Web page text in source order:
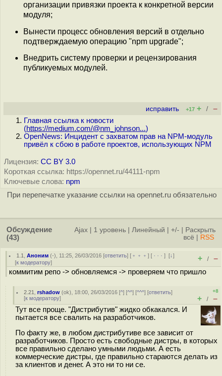
организации привязки проекта к конкретной версии
модуля;
Вынести процесс обновления версий в отдельно
подтверждаемую операцию "npm upgrade";
Внедрить систему проверки и рецензирования
публикуемых модулей.
исправить +17 + / –
Главная ссылка к новости
(https://medium.com/@nm_johnson...)
OpenNews: Инцидент с захватом прав на NPM-модуль
привёл к сбою в работе проектов, использующих NPM
Лицензия: CC BY 3.0
Короткая ссылка: https://opennet.ru/44111-npm
Ключевые слова: npm
При перепечатке указание ссылки на opennet.ru обязательно
Обсуждение
(43)
Ajax 1 уровень Линейный +/-
Раскрыть
всё
RSS
1.1 ,Аноним (-), 11:25, 26/03/2016 [ответить] [ ﹢﹢﹢] [ · · ·][↓]
[к модератору] + / –
коммитим репо -> обновляемся -> проверяем что пришло
2.21 ,rshadow (ok), 18:00, 26/03/2016 [^] [^^] [^^^] [ответить]
[к модератору]
+8
+ / –
Тут все проще. "Дистрибутив" жидко обкакался. И
пытается все свалить на разработчиков.
По факту же, в любом дистрибутиве все зависит от
разработчиков. Просто есть свободные дистры, в которых
все правильно сделано умными людьми. А есть
коммерческие дистры, где правильно стараются делать из
за клиентов и денег. А это ни то ни се.